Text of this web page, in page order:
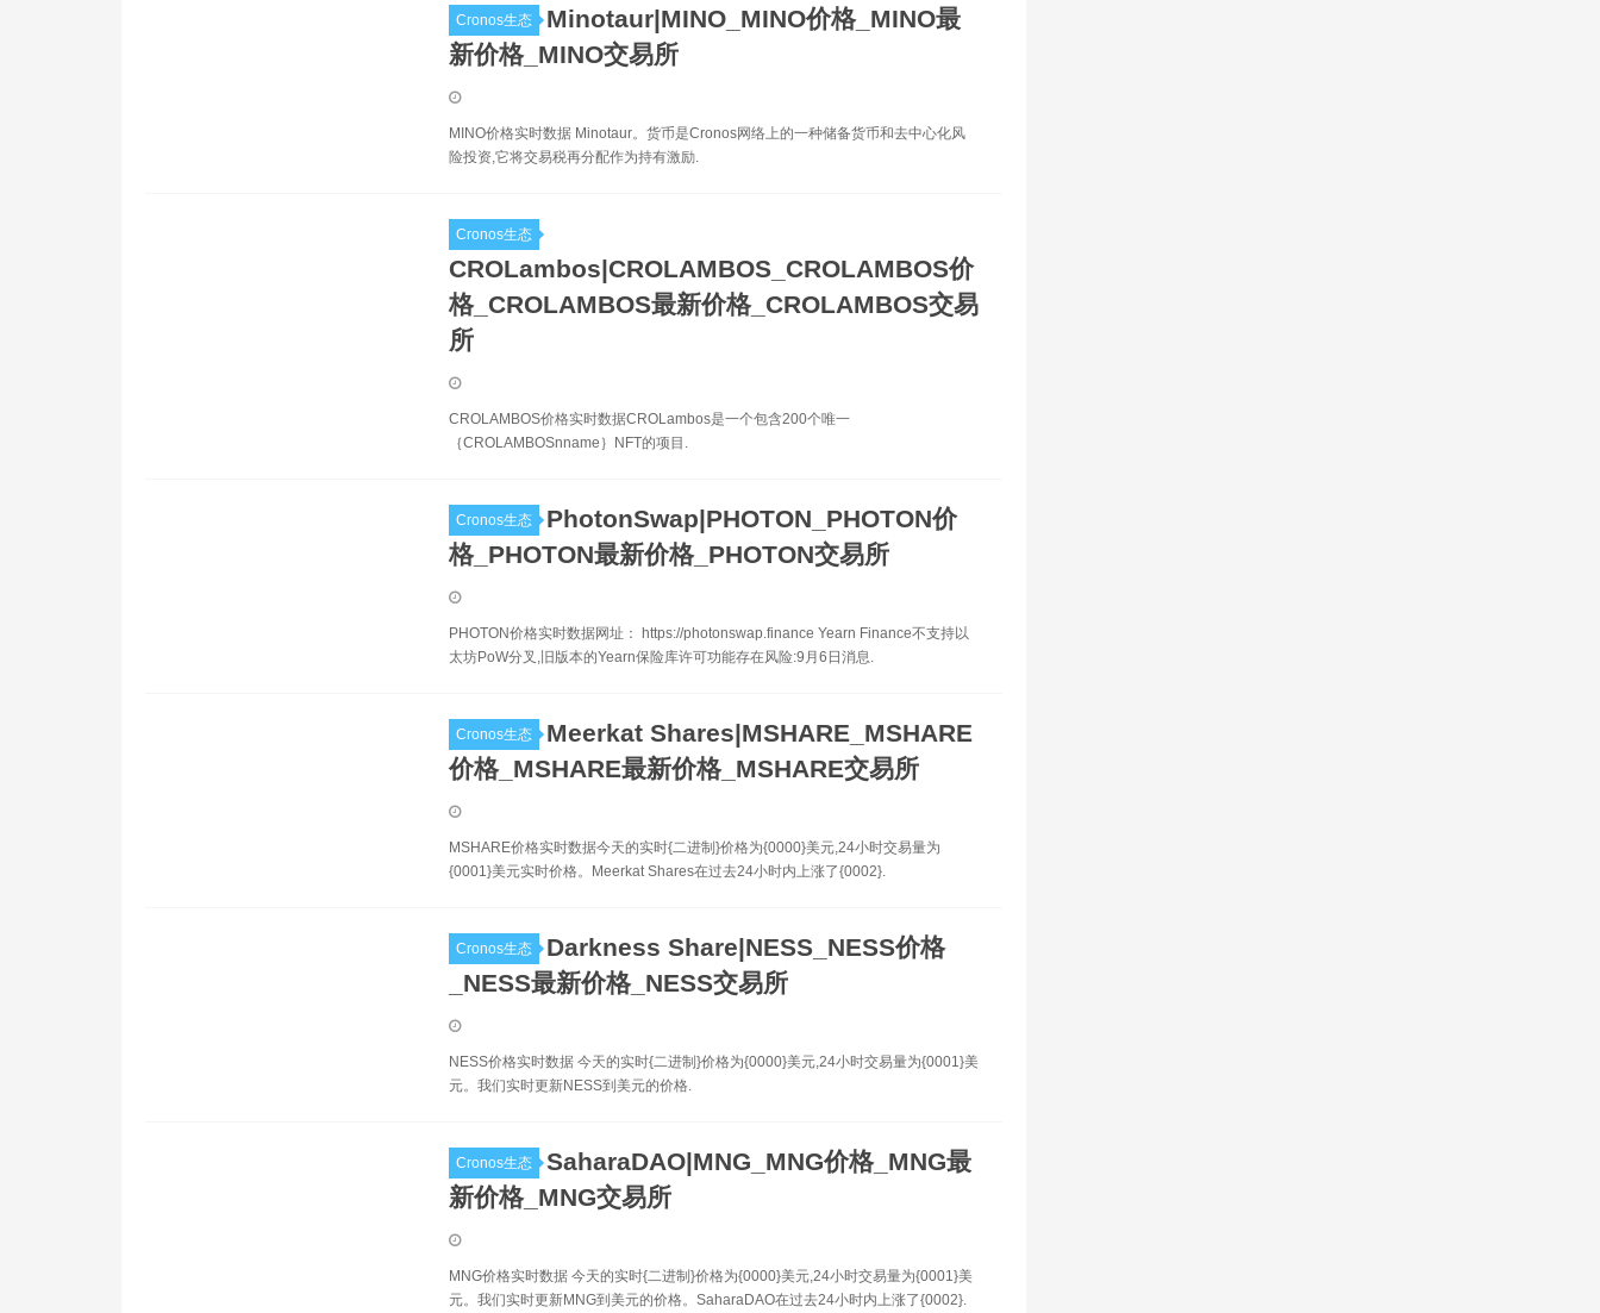
Cronos生态
Minotaur|MINO_MINO价格_MINO最
新价格_MINO交易所
MINO价格实时数据 Minotaur。货币是Cronos网络上的一种储备货币和去中心化风
险投资,它将交易税再分配作为持有激励.
Cronos生态
CROLambos|CROLAMBOS_CROLAMBOS价
格_CROLAMBOS最新价格_CROLAMBOS交易
所
CROLAMBOS价格实时数据CROLambos是一个包含200个唯一
｛CROLAMBOSnname｝NFT的项目.
Cronos生态
PhotonSwap|PHOTON_PHOTON价
格_PHOTON最新价格_PHOTON交易所
PHOTON价格实时数据网址： https://photonswap.finance Yearn Finance不支持以
太坊PoW分叉,旧版本的Yearn保险库许可功能存在风险:9月6日消息.
Cronos生态
Meerkat Shares|MSHARE_MSHARE
价格_MSHARE最新价格_MSHARE交易所
MSHARE价格实时数据今天的实时{二进制}价格为{0000}美元,24小时交易量为
{0001}美元实时价格。Meerkat Shares在过去24小时内上涨了{0002}.
Cronos生态
Darkness Share|NESS_NESS价格
_NESS最新价格_NESS交易所
NESS价格实时数据 今天的实时{二进制}价格为{0000}美元,24小时交易量为{0001}美
元。我们实时更新NESS到美元的价格.
Cronos生态
SaharaDAO|MNG_MNG价格_MNG最
新价格_MNG交易所
MNG价格实时数据 今天的实时{二进制}价格为{0000}美元,24小时交易量为{0001}美
元。我们实时更新MNG到美元的价格。SaharaDAO在过去24小时内上涨了{0002}.